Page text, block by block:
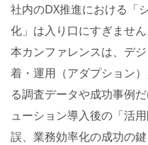
社内のDX推進における「
化」は入り口にすぎません
本カンファレンスは、デ
着・運用（アダプション
る調査データや成功事例
ューション導入後の「活
誤、業務効率化の成功の